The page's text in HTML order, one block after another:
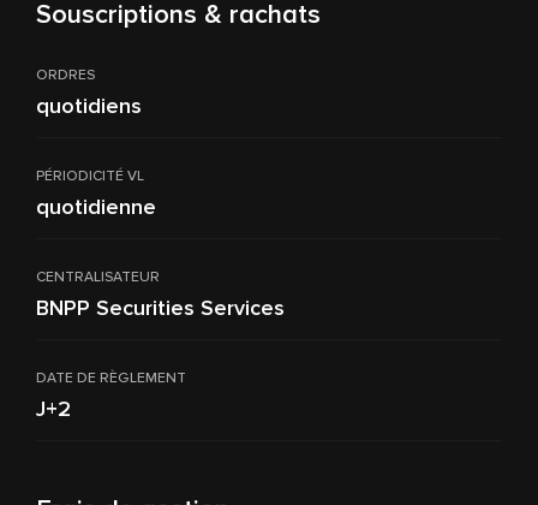
Souscriptions & rachats
ORDRES
quotidiens
PÉRIODICITÉ VL
quotidienne
CENTRALISATEUR
BNPP Securities Services
DATE DE RÈGLEMENT
J+2